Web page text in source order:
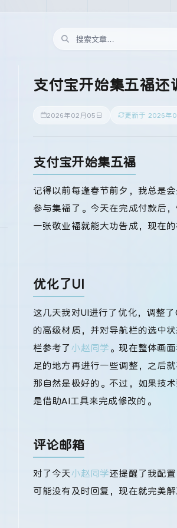
支付宝开始集五福还
2026年02月05日 更新于 2026年
支付宝开始集五福
记得以前每逢春节前夕，我总是
参与集福了。今天在完成付款后
一张敬业福就能大功告成，现在
优化了UI
这几天我对UI进行了优化，调整
的高级材质，并对导航栏的选中
栏参考了 小赵同学。现在整体画
足的地方再进行一些调整，之后
那自然是极好的。不过，如果技
是借助AI工具来完成修改的。
评论邮箱
对了今天小赵同学还提醒了我配
可能没有及时回复，现在就完美